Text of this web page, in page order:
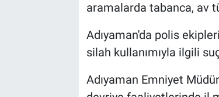
aramalarda tabanca, av
Adıyaman'da polis
silah kullanımıyla ilgili
Adıyaman Emniyet